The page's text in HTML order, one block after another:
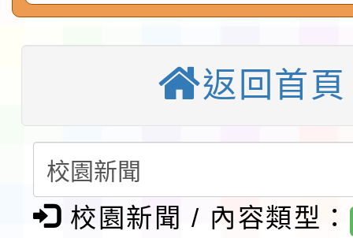
告(不再辦理後續甄選)
賽實施要點」1份
程安排一案
「桃園市補助參觀特色
展演活動實施計畫」
請一案
教育部校安中心白海豚
報
淨零綠領人才培育課程
檢送桃園市115學年度
返回首頁
校園新聞 / 內容類型：